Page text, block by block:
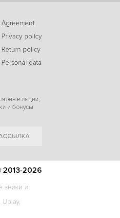
-10%
Hearts of Iron IV - Expansion Pass 22649c
249
-32%
539
Agreement
Privacy policy
Return policy
Personal data
акции,
и бонусы
знаки и
2013-2026